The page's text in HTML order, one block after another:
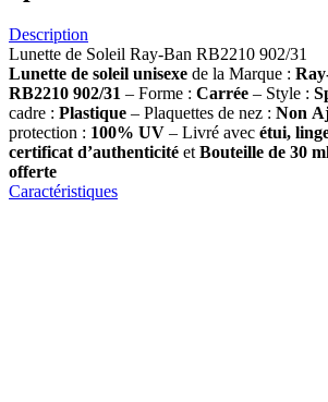
Description
Lunette de Soleil Ray-Ban RB2210 902/31
Lunette de soleil unisexe de la Marque :
RB2210 902/31 – Forme : Carrée – Style :
cadre : Plastique – Plaquettes de nez : Non
protection : 100% UV – Livré avec étui,
certificat d’authenticité et Bouteille de 30
offerte
Caractéristiques